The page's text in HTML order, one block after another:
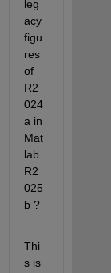
leg
acy
figu
res
of
R2
024
a in
Mat
lab
R2
025
b ?
Thi
s is